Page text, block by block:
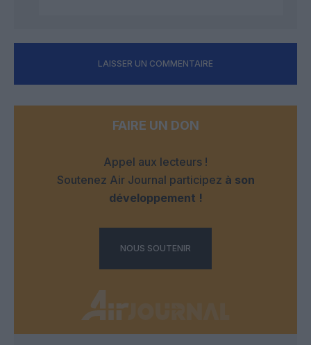
LAISSER UN COMMENTAIRE
FAIRE UN DON
Appel aux lecteurs !
Soutenez Air Journal participez à son
développement !
NOUS SOUTENIR